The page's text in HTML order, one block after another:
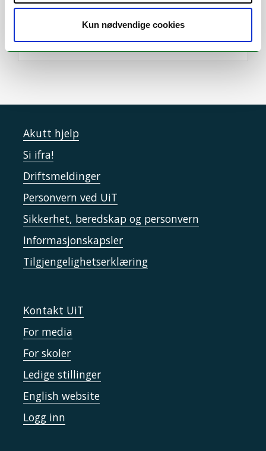
Kun nødvendige cookies
Biochemistry, University of Chemistry
and Technology in Prague, Czechia
Akutt hjelp
Si ifra!
Driftsmeldinger
Personvern ved UiT
Sikkerhet, beredskap og personvern
Informasjonskapsler
Tilgjengelighetserklæring
Kontakt UiT
For media
For skoler
Ledige stillinger
English website
Logg inn